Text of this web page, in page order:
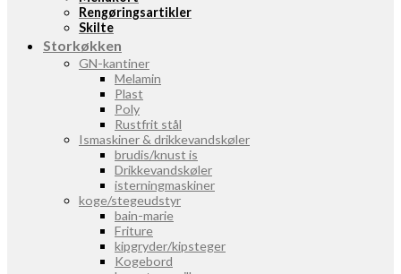
Rengøringsartikler
Skilte
Storkøkken
GN-kantiner
Melamin
Plast
Poly
Rustfrit stål
Ismaskiner & drikkevandskøler
brudis/knust is
Drikkevandskøler
isterningmaskiner
koge/stegeudstyr
bain-marie
Friture
kipgryder/kipsteger
Kogebord